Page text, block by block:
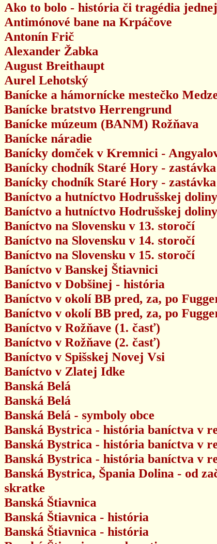
Ako to bolo - história či tragédia
Antimónové bane na Krpáčove
Antonín Frič
Alexander Žabka
August Breithaupt
Aurel Lehotský
Banícke a hámornícke mestečko
Banícke bratstvo Herrengrund
Banícke múzeum (BANM) Rožňava
Banícke náradie
Banícky domček v Kremnici -
Banícky chodník Staré Hory -
Banícky chodník Staré Hory -
Baníctvo a hutníctvo Hodrušskej
Baníctvo a hutníctvo Hodrušskej
Baníctvo na Slovensku v 13. storočí
Baníctvo na Slovensku v 14. storočí
Baníctvo na Slovensku v 15. storočí
Baníctvo v Banskej Štiavnici
Baníctvo v Dobšinej - história
Baníctvo v okolí BB pred, za, po
Baníctvo v okolí BB pred, za, po
Baníctvo v Rožňave (1. časť)
Baníctvo v Rožňave (2. časť)
Baníctvo v Spišskej Novej Vsi
Baníctvo v Zlatej Idke
Banská Belá
Banská Belá
Banská Belá - symboly obce
Banská Bystrica - história baníctva v
Banská Bystrica - história baníctva v
Banská Bystrica - história baníctva v
Banská Bystrica, Špania Dolina - od
skratke
Banská Štiavnica
Banská Štiavnica - história
Banská Štiavnica - história